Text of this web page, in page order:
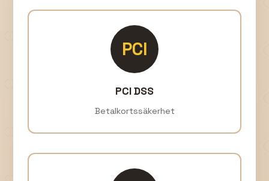
PCI
PCI DSS
Betalkortssäkerhet